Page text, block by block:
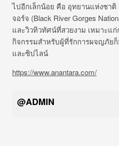
ไปอีกเล็กน้อย คือ อุทยานแห่งชาติ
จอร์จ (Black River Gorges
และวิวทิวทัศน์ที่สวยงาม เหมาะแ
กิจกรรมสำหรับผู้ที่รักการผจญภัยก็
และซิปไลน์
https://www.anantara.com/
@ADMIN